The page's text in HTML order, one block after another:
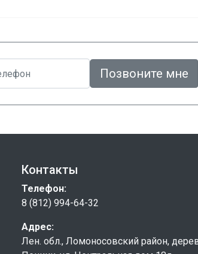
Позвоните мне
Контакты
Телефон:
8 (812) 994-64-32
Адрес:
Лен. обл., Ломоносовский район,